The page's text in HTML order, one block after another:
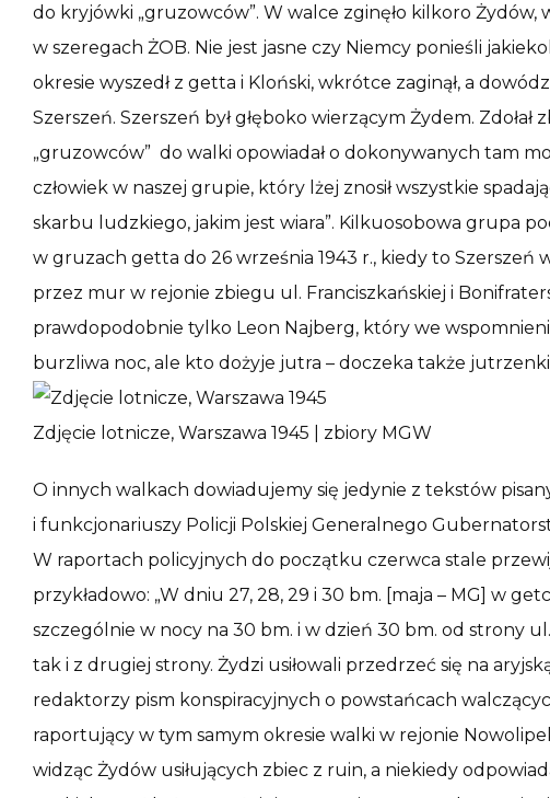
do kryjówki „gruzowców”. W walce zginęło kilkoro
w szeregach ŻOB. Nie jest jasne czy Niemcy ponieśli
okresie wyszedł z getta i Kloński, wkrótce zaginął, a
Szerszeń. Szerszeń był głęboko wierzącym Żydem.
„gruzowców” do walki opowiadał o dokonywanych tam
człowiek w naszej grupie, który lżej znosił wszystkie
skarbu ludzkiego, jakim jest wiara”. Kilkuosobowa grupa
w gruzach getta do 26 września 1943 r., kiedy to Szerszeń
przez mur w rejonie zbiegu ul. Franciszkańskiej i
prawdopodobnie tylko Leon Najberg, który we
burzliwa noc, ale kto dożyje jutra – doczeka także
Zdjęcie lotnicze, Warszawa 1945 | zbiory MGW
O innych walkach dowiadujemy się jedynie z tekstów
i funkcjonariuszy Policji Polskiej Generalnego
W raportach policyjnych do początku czerwca stale
przykładowo: „W dniu 27, 28, 29 i 30 bm. [maja – MG] w
szczególnie w nocy na 30 bm. i w dzień 30 bm. od strony
tak i z drugiej strony. Żydzi usiłowali przedrzeć się na
redaktorzy pism konspiracyjnych o powstańcach
raportujący w tym samym okresie walki w rejonie
widząc Żydów usiłujących zbiec z ruin, a niekiedy